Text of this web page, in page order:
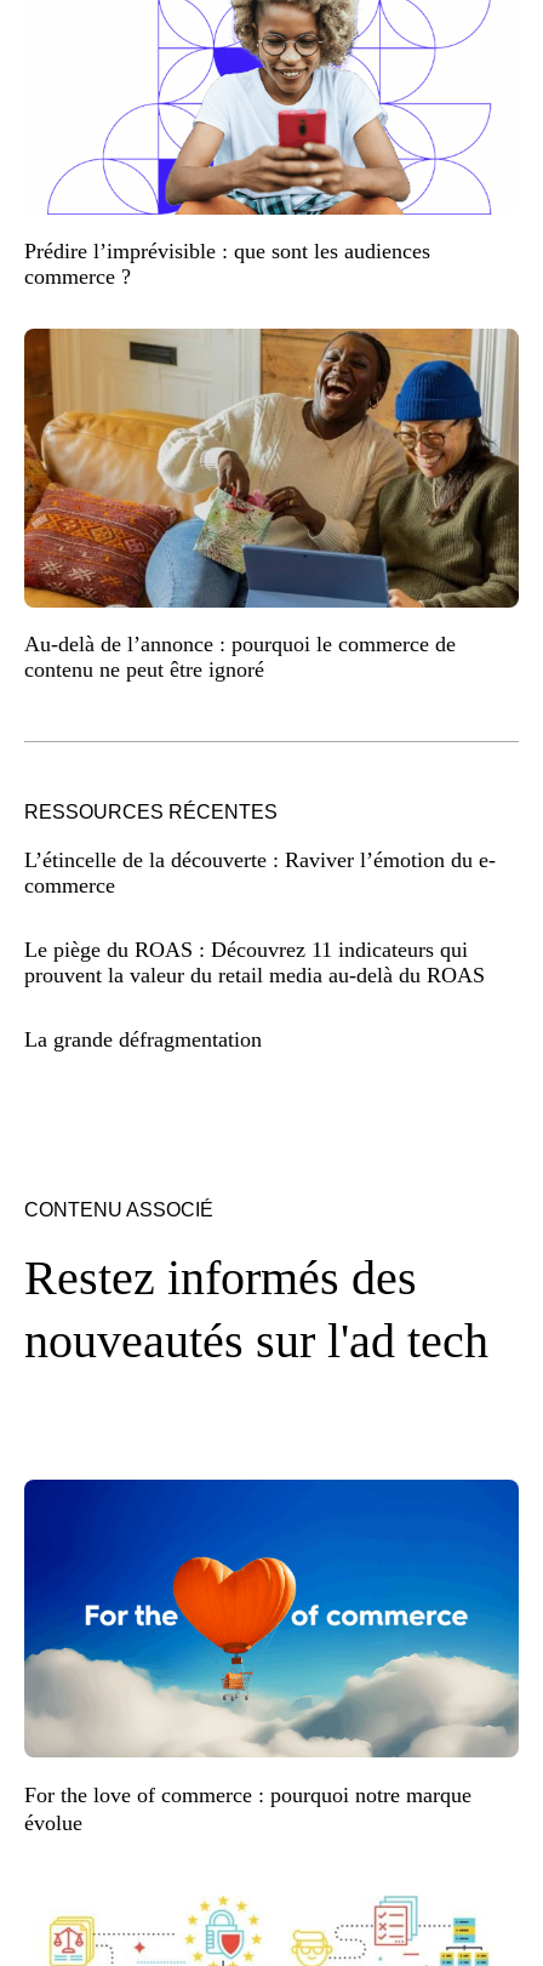
Prédire l’imprévisible : que sont les audiences
commerce ?
Au-delà de l’annonce : pourquoi le commerce de
contenu ne peut être ignoré
RESSOURCES RÉCENTES
L’étincelle de la découverte : Raviver l’émotion du e-
commerce
Le piège du ROAS : Découvrez 11 indicateurs qui
prouvent la valeur du retail media au-delà du ROAS
La grande défragmentation
CONTENU ASSOCIÉ
Restez informés des
nouveautés sur l'ad tech
For the love of commerce : pourquoi notre marque
évolue